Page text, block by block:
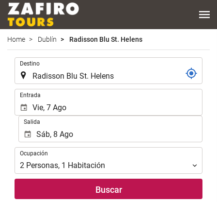
Home Dublín Radisson Blu St. Helens
Destino
Entrada
Salida
Ocupación
Ocupación
2 Personas, 1 Habitación
Buscar